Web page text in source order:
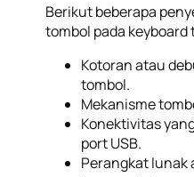
Berikut beberapa
tombol pada
Kotoran atau
tombol.
Mekanisme
Konektivitas
port USB.
Perangkat lunak